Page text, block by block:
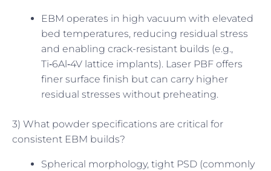
EBM operates in high vacuum with elevated
bed temperatures, reducing residual stress
and enabling crack-resistant builds (e.g.,
Ti‑6Al‑4V lattice implants). Laser PBF offers
finer surface finish but can carry higher
residual stresses without preheating.
3) What powder specifications are critical for
consistent EBM builds?
Spherical morphology, tight PSD (commonly